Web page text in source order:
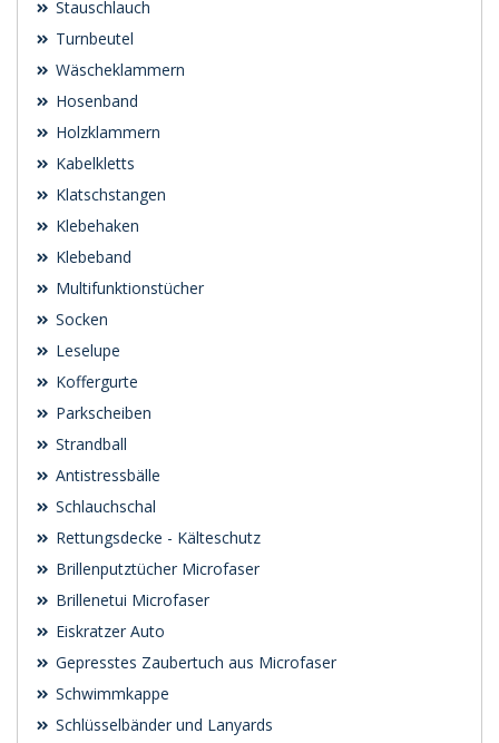
Stauschlauch
Turnbeutel
Wäscheklammern
Hosenband
Holzklammern
Kabelkletts
Klatschstangen
Klebehaken
Klebeband
Multifunktionstücher
Socken
Leselupe
Koffergurte
Parkscheiben
Strandball
Antistressbälle
Schlauchschal
Rettungsdecke - Kälteschutz
Brillenputztücher Microfaser
Brillenetui Microfaser
Eiskratzer Auto
Gepresstes Zaubertuch aus Microfaser
Schwimmkappe
Schlüsselbänder und Lanyards